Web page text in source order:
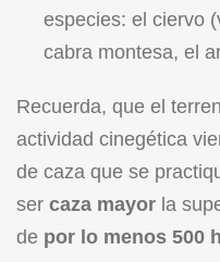
especies: el ciervo
cabra montesa, el
Recuerda, que el
actividad cinegética
de caza que se
ser caza mayor la
de por lo menos 500